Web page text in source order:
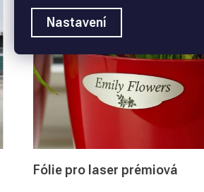
Nastavení
Fólie pro laser prémiová